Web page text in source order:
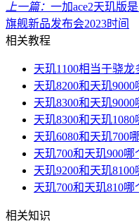
上一篇： 一加ace2天玑版
旗舰新品发布会2023时间
相关教程
天玑1100相当于骁龙
天玑8200和天玑9000
天玑8300和天玑9000
天玑8300和天玑1080
天玑6080和天玑700
天玑700和天玑900哪
天玑9200和天玑8100
天玑700和天玑810哪
相关知识